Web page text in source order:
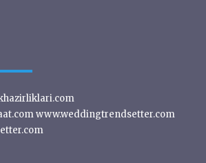
www.weddingtrendsetter.com